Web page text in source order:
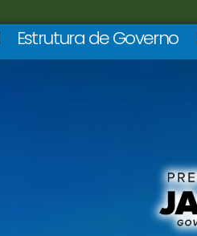
Estrutura de Governo